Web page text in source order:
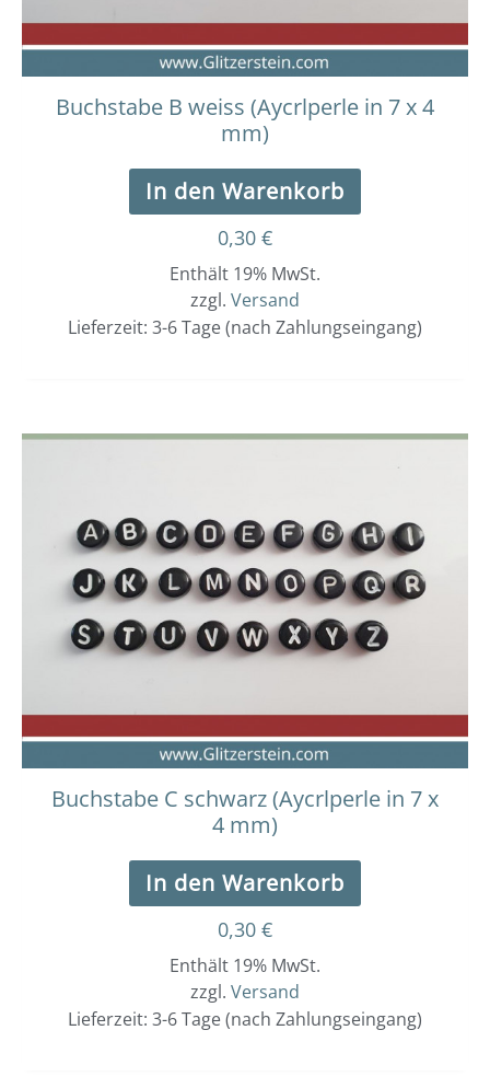
Buchstabe B weiss (Aycrlperle in 7 x 4
mm)
In den Warenkorb
0,30 €
Enthält 19% MwSt.
zzgl. Versand
Lieferzeit: 3-6 Tage (nach Zahlungseingang)
Buchstabe C schwarz (Aycrlperle in 7 x
4 mm)
In den Warenkorb
0,30 €
Enthält 19% MwSt.
zzgl. Versand
Lieferzeit: 3-6 Tage (nach Zahlungseingang)